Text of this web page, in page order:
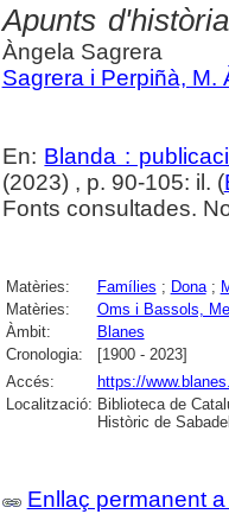
Apunts
Àngela Sagrera
Sagrera i Perpiñà, M.
En: Blanda :
(2023) , p. 90-105: il. (
Fonts consultades.
Matèries: Famílies ; Dona;
Matèries:
Oms i Bassols,
Àmbit:
Blanes
Cronologia:
[1900 - 2023]
Accés:
https://
Localització: Biblioteca de
Històric de
Enllaç permanent